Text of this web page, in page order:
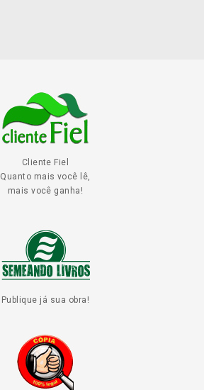
Cliente Fiel
Quanto mais você lê,
mais você ganha!
Publique já sua obra!